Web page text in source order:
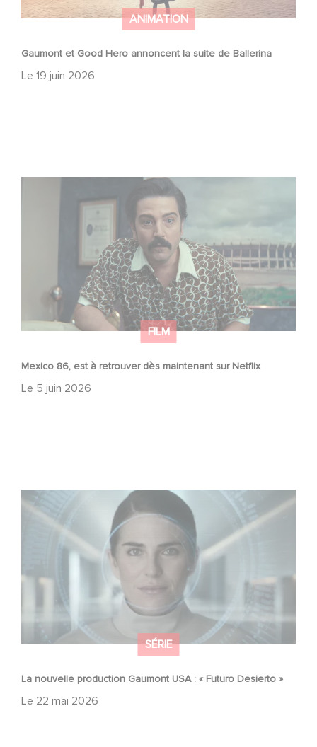
ANIMATION
Gaumont et Good Hero annoncent la suite de Ballerina
Le 19 juin 2026
FILM
Mexico 86, est à retrouver dès maintenant sur Netflix
Le 5 juin 2026
Mexico 86, est à retrouver dès maintenant sur Netflix
SÉRIE
La nouvelle production Gaumont USA : « Futuro Desierto »
Le 22 mai 2026
La nouvelle production Gaumont USA : « Futuro Desierto